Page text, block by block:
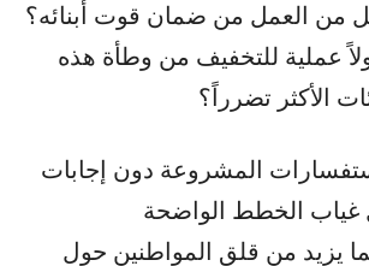
من العمل من ضمان قوت أبنائه؟
عملية للتخفيف من وطأة هذه
الأكثر تضرراً؟
المشروعة دون إجابات
الخطط الواضحة
يزيد من قلق المواطنين حول